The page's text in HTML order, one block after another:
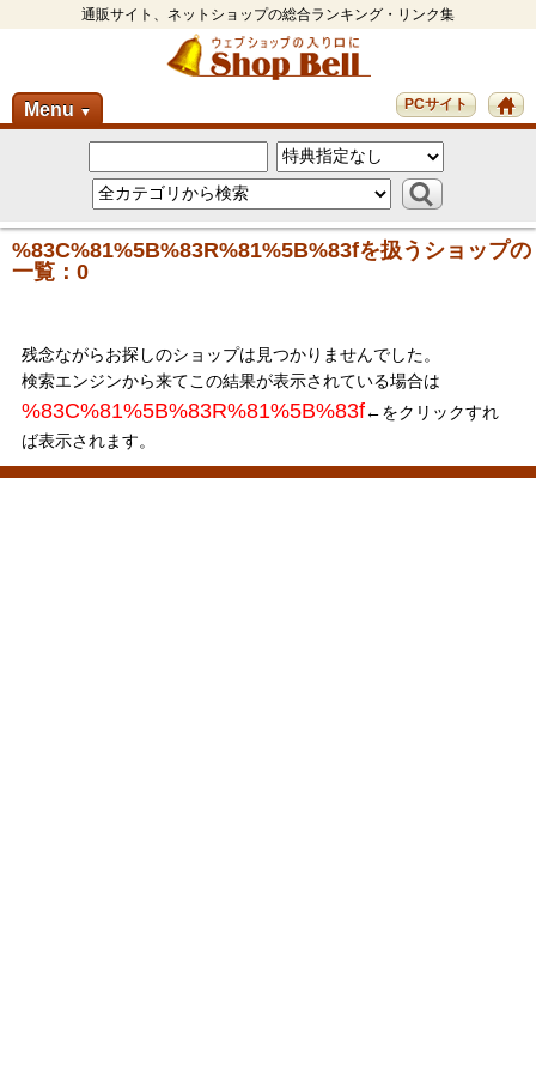
通販サイト、ネットショップの総合ランキング・リンク集
Menu ▼ PCサイト
%83C%81%5B%83R%81%5B%83fを扱うショップの
一覧：0
残念ながらお探しのショップは見つかりませんでした。
検索エンジンから来てこの結果が表示されている場合は
%83C%81%5B%83R%81%5B%83f←をクリックすれ
ば表示されます。